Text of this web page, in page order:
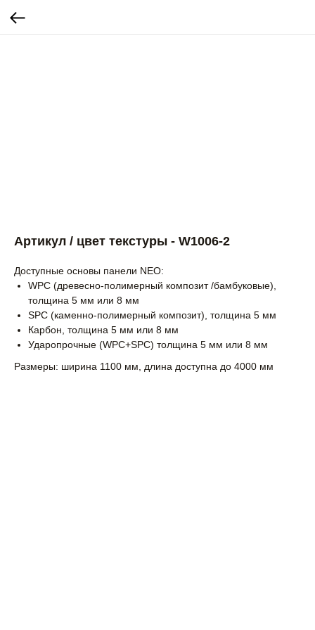
Артикул / цвет текстуры - W1006-2
Доступные основы панели NEO:
WPC (древесно-полимерный композит /бамбуковые),
толщина 5 мм или 8 мм
SPC (каменно-полимерный композит), толщина 5 мм
Карбон, толщина 5 мм или 8 мм
Ударопрочные (WPC+SPC) толщина 5 мм или 8 мм
Размеры: ширина 1100 мм, длина доступна до 4000 мм